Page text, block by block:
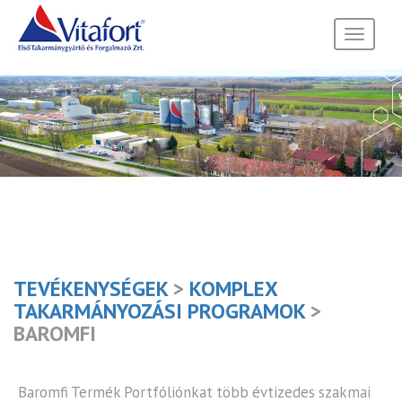
Toggle
TEVÉKENYSÉGEK> KOMPLEX
TAKARMÁNYOZÁSI PROGRAMOK>
BAROMFI
Baromfi Termék Portfóliónkat több évtizedes szakmai